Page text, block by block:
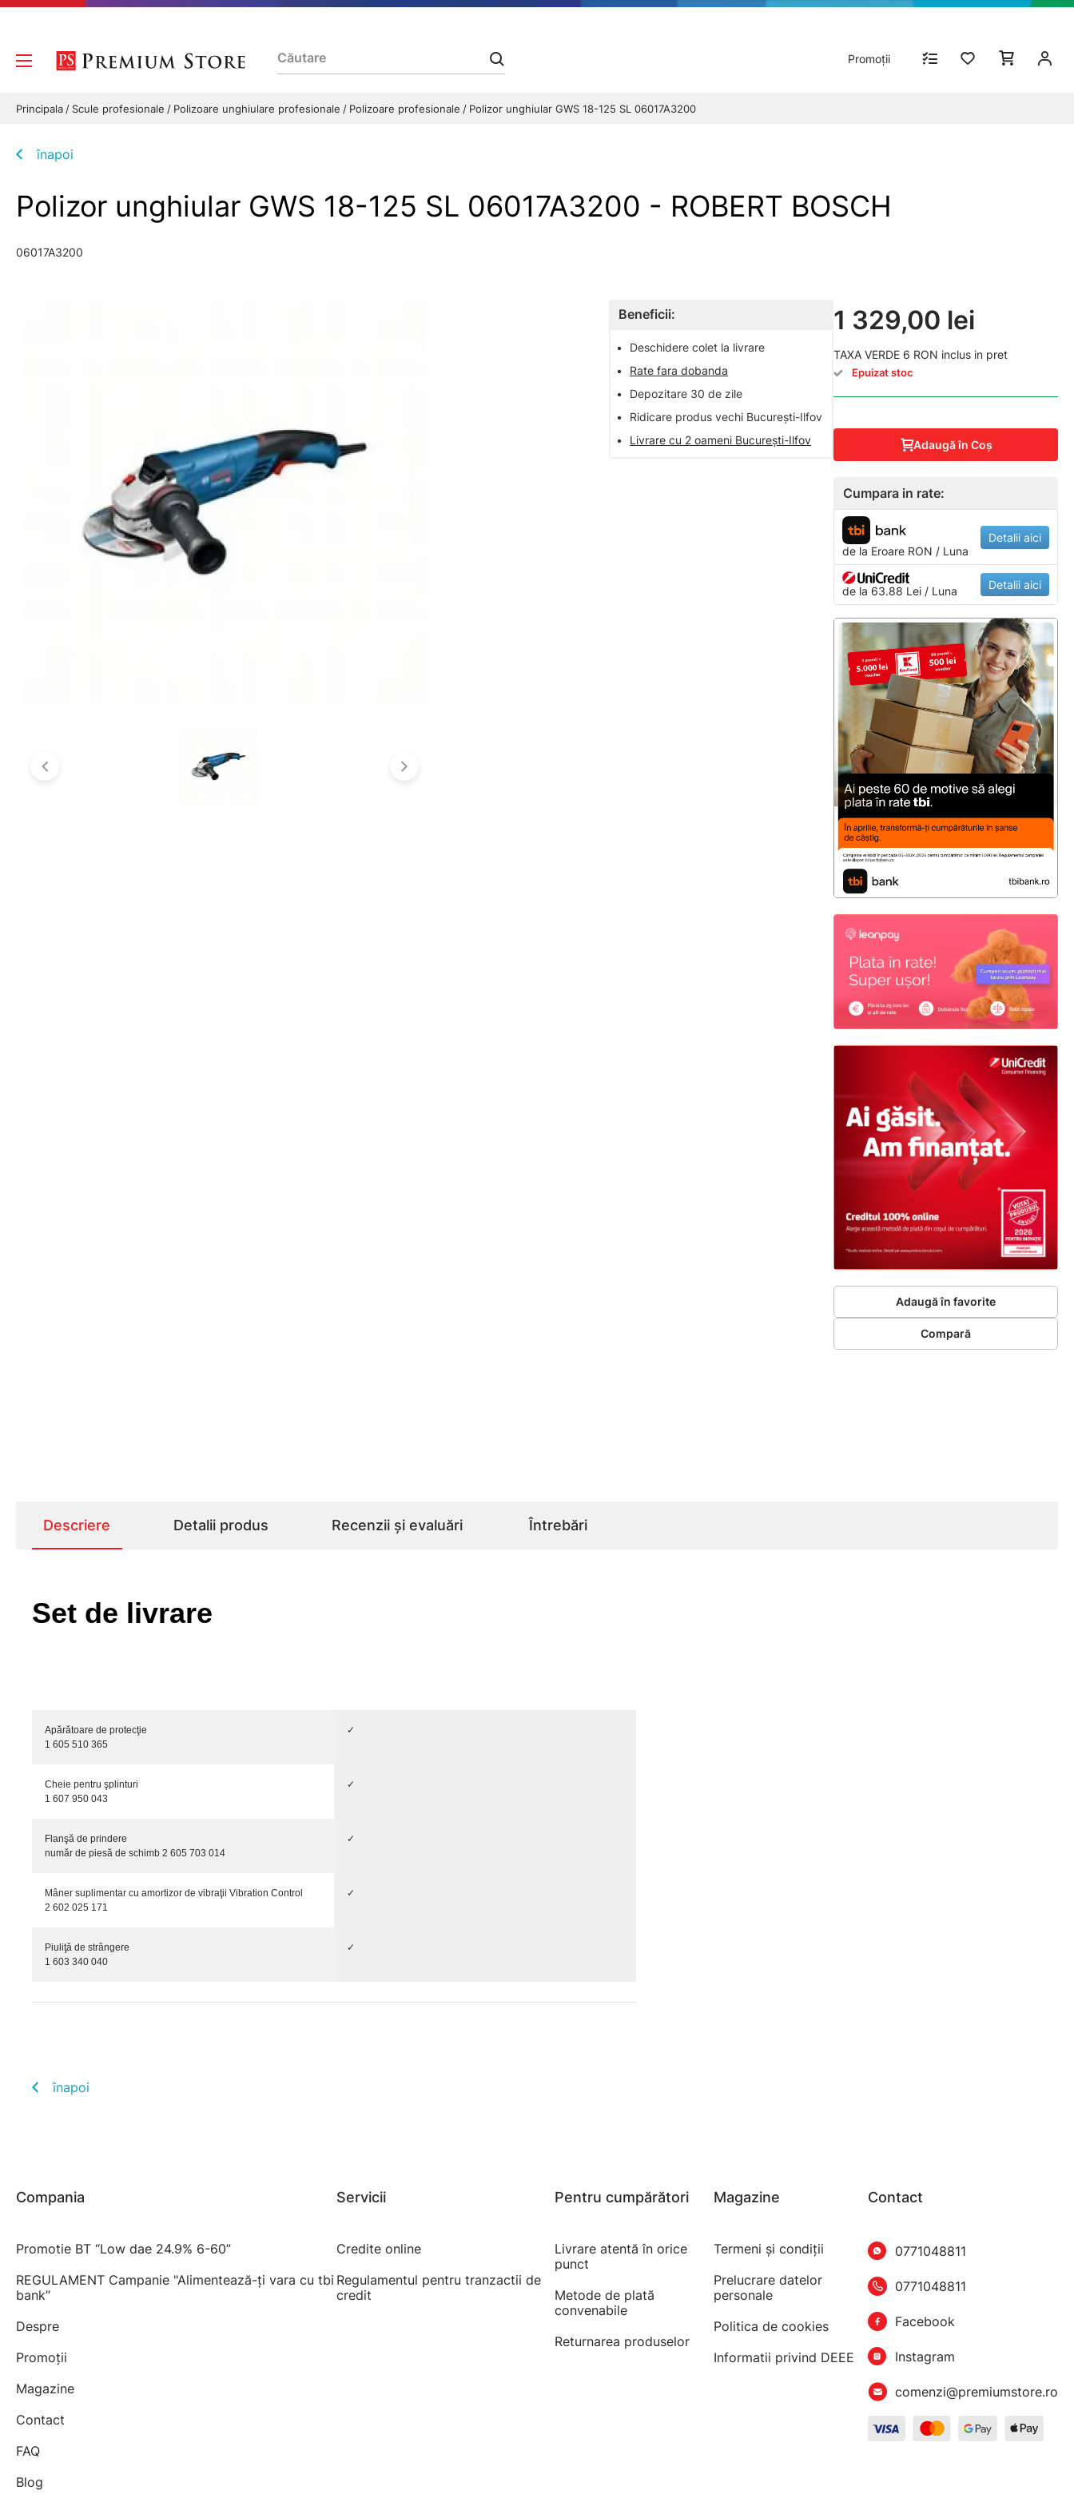
Promoții
Principala Scule profesionale Polizoare unghiulare profesionale Polizoare profesionale Polizor unghiular GWS 18-125 SL 06017A3200
înapoi
Polizor unghiular GWS 18-125 SL 06017A3200 - ROBERT BOSCH
06017A3200
Beneficii:
•
Deschidere colet la livrare
•
Rate fara dobanda
•
Depozitare 30 de zile
•
Ridicare produs vechi București-Ilfov
•
Livrare cu 2 oameni București-Ilfov
1 329,00 lei
TAXA VERDE 6 RON inclus in pret
Epuizat stoc
Adaugă în Coş
Cumpara in rate:
de la Eroare RON / Luna
Detalii aici
de la 63.88 Lei / Luna Detalii aici
Adaugă în favorite
Compară
Descriere Detalii produs Recenzii și evaluări Întrebări
Set de livrare
Apărătoare de protecţie
1 605 510 365
✓
Cheie pentru şplinturi
1 607 950 043
✓
Flanşă de prindere
număr de piesă de schimb 2 605 703 014
✓
Mâner suplimentar cu amortizor de vibraţii Vibration Control
2 602 025 171
✓
Piuliţă de strângere
1 603 340 040
✓
înapoi
Compania
Promotie BT “Low dae 24.9% 6-60”
REGULAMENT Campanie "Alimentează-ți vara cu tbi
bank”
Despre
Promoții
Magazine
Contact
FAQ
Blog
Servicii
Credite online
Regulamentul pentru tranzactii de
credit
Pentru cumpărători
Livrare atentă în orice
punct
Metode de plată
convenabile
Returnarea produselor
Magazine
Termeni şi condiţii
Prelucrare datelor
personale
Politica de cookies
Informatii privind DEEE
Contact
0771048811
0771048811
Facebook
Instagram
comenzi@premiumstore.ro